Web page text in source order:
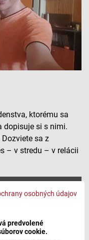
osobných údajov
predvolené
cookie.
ktorému sa
dopisuje si s nimi.
sa z
– v stredu – v relácii
v prehrávači.